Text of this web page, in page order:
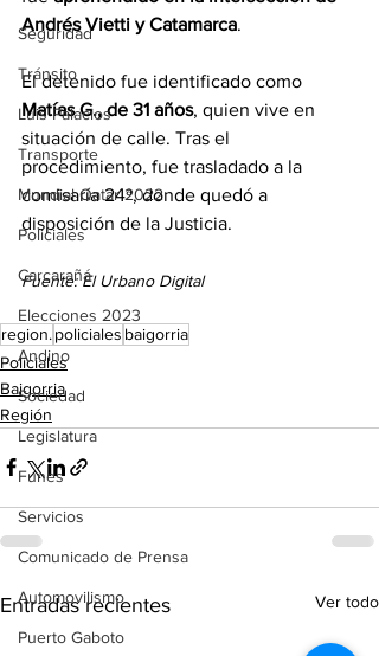
Seguridad
Tránsito
Luis Palacios
Transporte
Mundial Qatar 2022
Policiales
Carcarañá
Elecciones 2023
Andino
Sociedad
Legislatura
Funes
Servicios
Comunicado de Prensa
Automovilismo
Puerto Gaboto
Andrés Vietti y Catamarca.
El detenido fue identificado como
Matías G., de 31 años, quien vive en
situación de calle. Tras el
procedimiento, fue trasladado a la
comisaría 24ª, donde quedó a
disposición de la Justicia.
Fuente: El Urbano Digital
region. policiales baigorria
Policiales
Baigorria
Región
Entradas recientes Ver todo